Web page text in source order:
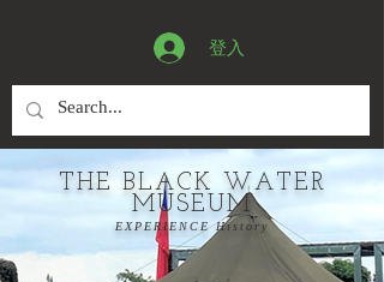
登入
THE BLACK WATER
MUSEUM
EXPERIENCE History